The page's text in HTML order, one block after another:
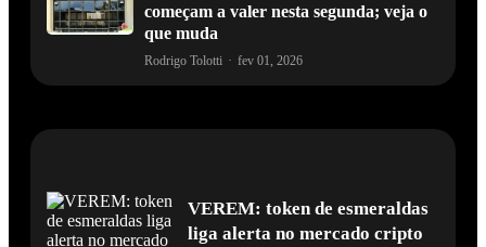
começam a valer nesta segunda; veja o
que muda
Rodrigo Tolotti · fev 01, 2026
VEREM: token de esmeraldas
liga alerta no mercado cripto